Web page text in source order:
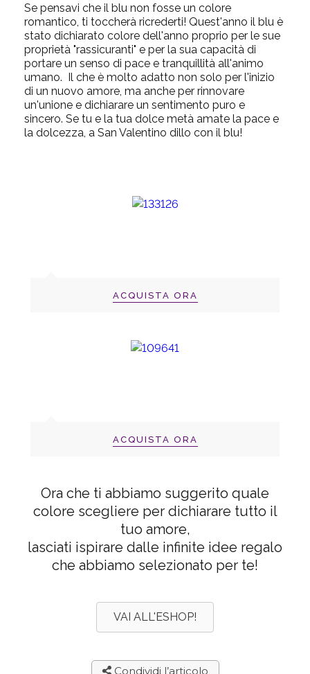
Se pensavi che il blu non fosse un colore
romantico, ti toccherà ricrederti! Quest'anno il blu è
stato dichiarato colore dell'anno proprio per le sue
proprietà "rassicuranti" e per la sua capacità di
portare un senso di pace e tranquillità all'animo
umano. Il che è molto adatto non solo per l'inizio
di un nuovo amore, ma anche per rinnovare
un'unione e dichiarare un sentimento puro e
sincero. Se tu e la tua dolce metà amate la pace e
la dolcezza, a San Valentino dillo con il blu!
ACQUISTA ORA
ACQUISTA ORA
Ora che ti abbiamo suggerito quale
colore scegliere per dichiarare tutto il
tuo amore,
lasciati ispirare dalle infinite idee regalo
che abbiamo selezionato per te!
VAI ALL'ESHOP!
Condividi l’articolo